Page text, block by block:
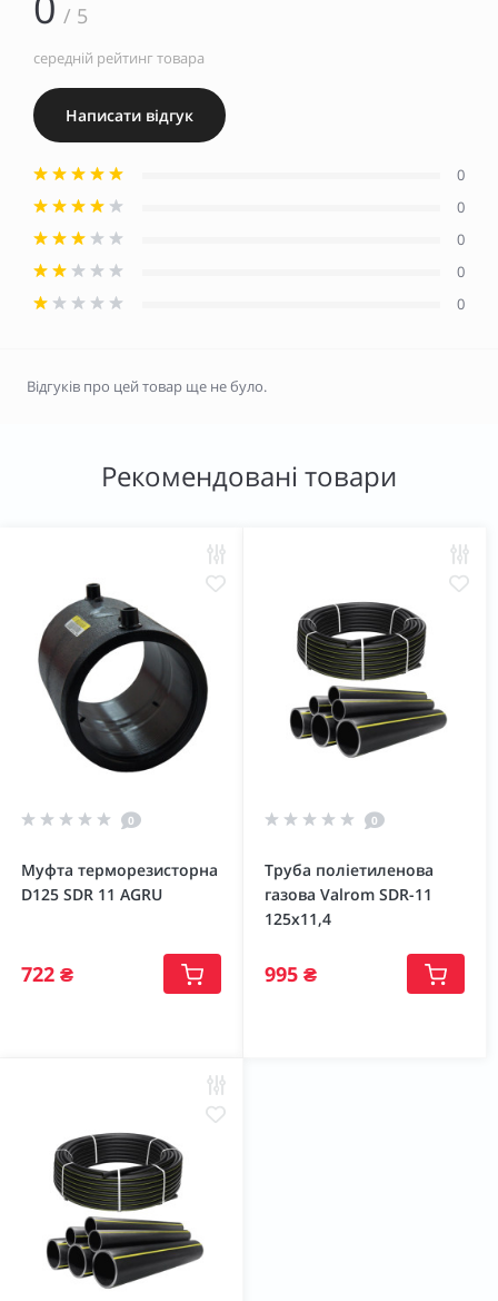
/ 5
середній рейтинг товара
Написати відгук
0
0
0
0
0
Відгуків про цей товар ще не було.
Рекомендовані товари
0
Муфта терморезисторна
D125 SDR 11 AGRU
722 ₴
0
Труба поліетиленова
газова Valrom SDR-11
125х11,4
995 ₴